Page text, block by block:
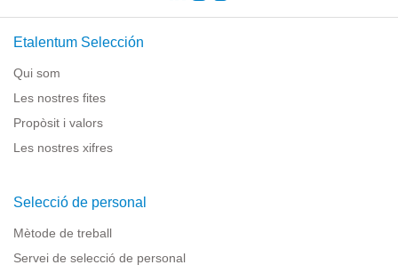
Etalentum Selección
Qui som
Les nostres fites
Propòsit i valors
Les nostres xifres
Selecció de personal
Mètode de treball
Servei de selecció de personal